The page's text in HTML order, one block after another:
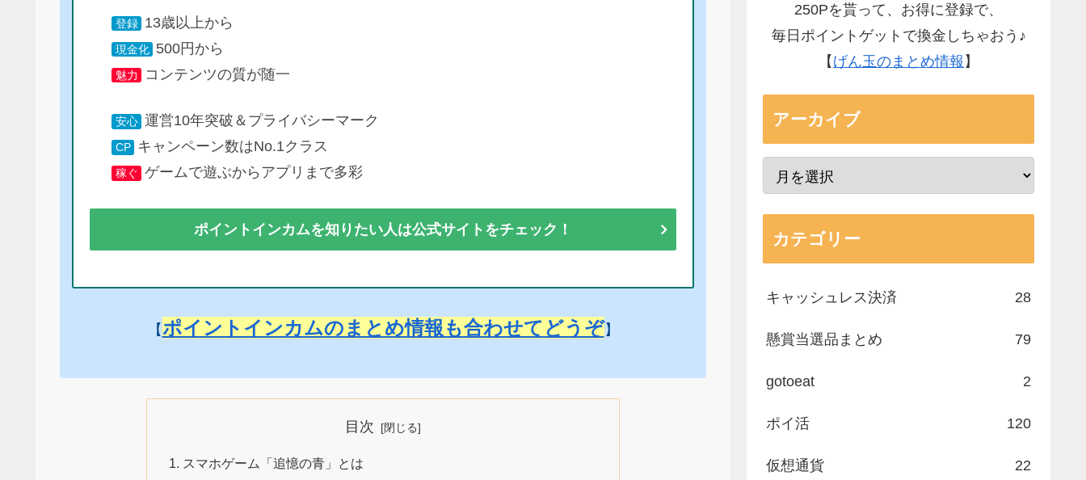
登録 13歳以上から
現金化 500円から
魅力 コンテンツの質が随一
安心 運営10年突破＆プライバシーマーク
CP キャンペーン数はNo.1クラス
稼ぐ ゲームで遊ぶからアプリまで多彩
ポイントインカムを知りたい人は公式サイトをチェック！
【ポイントインカムのまとめ情報も合わせてどうぞ】
目次
スマホゲーム「追憶の青」とは
250Pを貰って、お得に登録で、
毎日ポイントゲットで換金しちゃおう♪
【 げん玉のまとめ情報 】
アーカイブ
カテゴリー
キャッシュレス決済 28
懸賞当選品まとめ 79
gotoeat 2
ポイ活 120
仮想通貨 22